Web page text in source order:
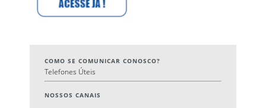
COMO SE COMUNICAR CONOSCO?
Telefones Úteis
NOSSOS CANAIS